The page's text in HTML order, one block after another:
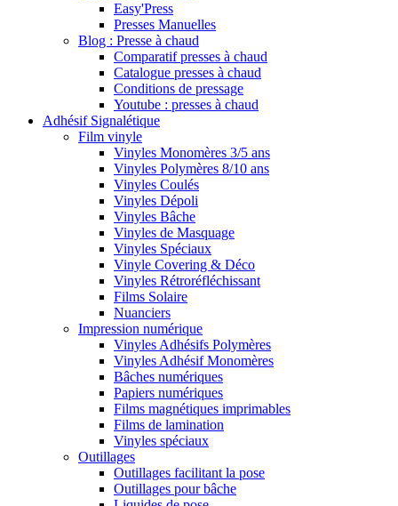
Easy'Press
Presses Manuelles
Blog : Presse à chaud
Comparatif presses à chaud
Catalogue presses à chaud
Conditions de pressage
Youtube : presses à chaud
Adhésif Signalétique
Film vinyle
Vinyles Monomères 3/5 ans
Vinyles Polymères 8/10 ans
Vinyles Coulés
Vinyles Dépoli
Vinyles Bâche
Vinyles de Masquage
Vinyles Spéciaux
Vinyle Covering & Déco
Vinyles Rétroréfléchissant
Films Solaire
Nuanciers
Impression numérique
Vinyles Adhésifs Polymères
Vinyles Adhésif Monomères
Bâches numériques
Papiers numériques
Films magnétiques imprimables
Films de lamination
Vinyles spéciaux
Outillages
Outillages facilitant la pose
Outillages pour bâche